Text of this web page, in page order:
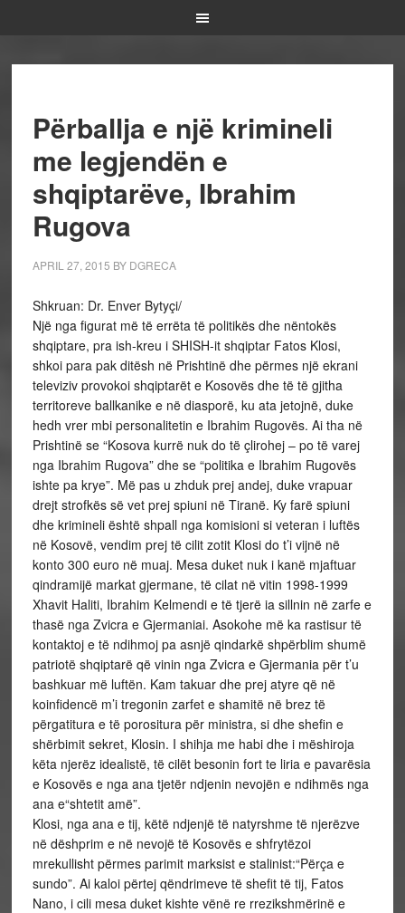
Përballja e një krimineli
me legjendën e
shqiptarëve, Ibrahim
Rugova
APRIL 27, 2015 BY DGRECA
Shkruan: Dr. Enver Bytyçi/
Një nga figurat më të errëta të politikës dhe nëntokës
shqiptare, pra ish-kreu i SHISH-it shqiptar Fatos Klosi,
shkoi para pak ditësh në Prishtinë dhe përmes një ekrani
televiziv provokoi shqiptarët e Kosovës dhe të të gjitha
territoreve ballkanike e në diasporë, ku ata jetojnë, duke
hedh vrer mbi personalitetin e Ibrahim Rugovës. Ai tha në
Prishtinë se “Kosova kurrë nuk do të çlirohej – po të varej
nga Ibrahim Rugova” dhe se “politika e Ibrahim Rugovës
ishte pa krye”. Më pas u zhduk prej andej, duke vrapuar
drejt strofkës së vet prej spiuni në Tiranë. Ky farë spiuni
dhe krimineli është shpall nga komisioni si veteran i luftës
në Kosovë, vendim prej të cilit zotit Klosi do t’i vijnë në
konto 300 euro në muaj. Mesa duket nuk i kanë mjaftuar
qindramijë markat gjermane, të cilat në vitin 1998-1999
Xhavit Haliti, Ibrahim Kelmendi e të tjerë ia sillnin në zarfe e
thasë nga Zvicra e Gjermaniai. Asokohe më ka rastisur të
kontaktoj e të ndihmoj pa asnjë qindarkë shpërblim shumë
patriotë shqiptarë që vinin nga Zvicra e Gjermania për t’u
bashkuar më luftën. Kam takuar dhe prej atyre që në
koinfidencë m’i tregonin zarfet e shamitë në brez të
përgatitura e të porositura për ministra, si dhe shefin e
shërbimit sekret, Klosin. I shihja me habi dhe i mëshiroja
këta njerëz idealistë, të cilët besonin fort te liria e pavarësia
e Kosovës e nga ana tjetër ndjenin nevojën e ndihmës nga
ana e“shtetit amë”.
Klosi, nga ana e tij, këtë ndjenjë të natyrshme të njerëzve
në dëshprim e në nevojë të Kosovës e shfrytëzoi
mrekullisht përmes parimit marksist e stalinist:“Përça e
sundo”. Ai kaloi përtej qëndrimeve të shefit të tij, Fatos
Nano, i cili mesa duket kishte vënë re rrezikshmërinë e